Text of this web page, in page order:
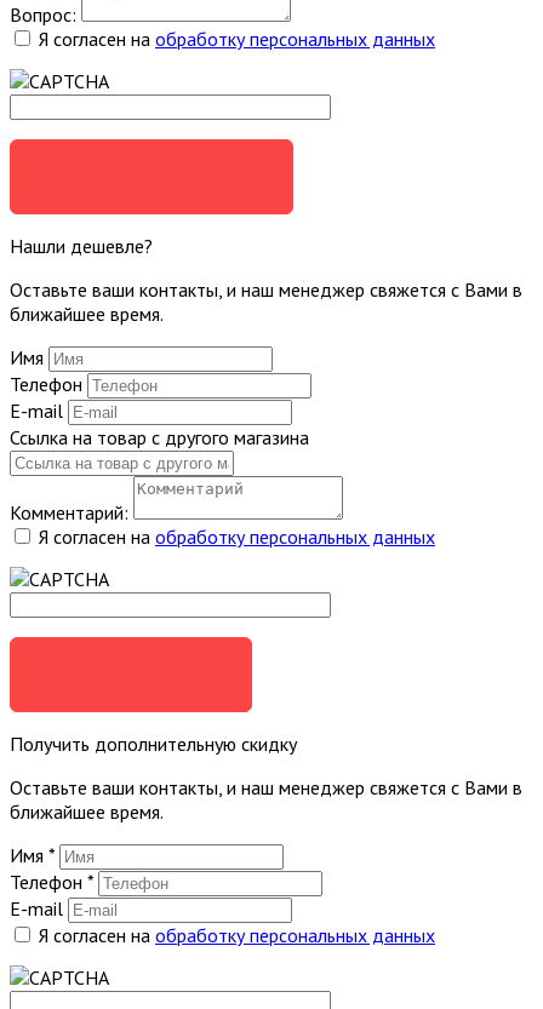
Вопрос:
Я согласен на обработку персональных данных
Нашли дешевле?
Оставьте ваши контакты, и наш менеджер свяжется с Вами в
ближайшее время.
Имя
Телефон
E-mail
Ссылка на товар с другого магазина
Комментарий:
Я согласен на обработку персональных данных
Получить дополнительную скидку
Оставьте ваши контакты, и наш менеджер свяжется с Вами в
ближайшее время.
Имя *
Телефон *
E-mail
Я согласен на обработку персональных данных